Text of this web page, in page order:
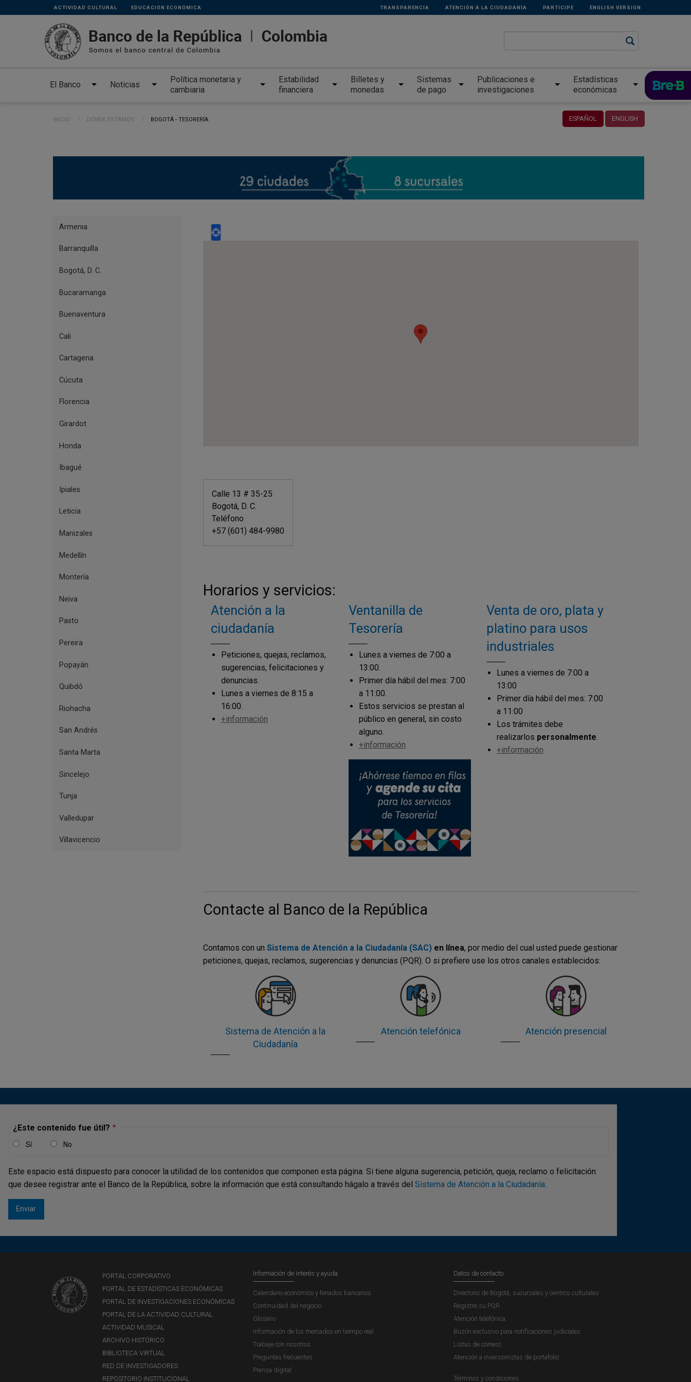
Pasar al contenido principal
Links
secundarios
ACTIVIDAD CULTURAL EDUCACIÓN ECONÓMICA TRANSPARENCIA ATENCIÓN A LA CIUDADANÍA PARTICIPE ENGLISH VERSION
El Banco Noticias
Política monetaria y
cambiaria
Estabilidad
financiera
Billetes y
monedas
Sistemas
de pago
Publicaciones e
investigaciones
Estadísticas
económicas
ESPAÑOL ENGLISH
Ruta de navegación
INICIO DÓNDE ESTAMOS CURRENT:
BOGOTÁ - TESORERÍA
Calle 13 # 35-25
Bogotá, D. C.
Teléfono
+57 (601) 484-9980
Horarios y servicios:
Atención a la
ciudadanía
Peticiones, quejas, reclamos,
sugerencias, felicitaciones y
denuncias.
Lunes a viernes de 8:15 a
16:00.
+información
Ventanilla de
Tesorería
Lunes a viernes de 7:00 a
13:00.
Primer día hábil del mes: 7:00
a 11:00.
Estos servicios se prestan al
público en general, sin costo
alguno.
+información
Venta de oro, plata y
platino para usos
industriales
Lunes a viernes de 7:00 a
13:00
Primer día hábil del mes: 7:00
a 11:00
Los trámites debe
realizarlos personalmente
+información
Contacte al Banco de la República
Contamos con un Sistema de Atención a la Ciudadanía (SAC)en línea, por medio del cual usted puede gestionar
peticiones, quejas, reclamos, sugerencias y denuncias (PQR). O si prefiere use los otros canales establecidos:
Sistema de Atención a la
Ciudadanía
Atención telefónica Atención presencial
Directorio
Bogotá,
sucursales
centros
culturales
Armenia
Barranquilla
Bogotá, D. C.
Bucaramanga
Buenaventura
Cali
Cartagena
Cúcuta
Florencia
Girardot
Honda
Ibagué
Ipiales
Leticia
Manizales
Medellín
Montería
Neiva
Pasto
Pereira
Popayán
Quibdó
Riohacha
San Andrés
Santa Marta
Sincelejo
Tunja
Valledupar
Villavicencio
¿Este contenido fue útil?
Sí No
Este espacio está dispuesto para conocer la utilidad de los contenidos que componen esta página. Si tiene alguna sugerencia, petición, queja, reclamo o felicitación
que desee registrar ante el Banco de la República, sobre la información que está consultando hágalo a través del Sistema de Atención a la Ciudadanía
PORTAL CORPORATIVO
PORTAL DE ESTADÍSTICAS ECONÓMICAS
PORTAL DE INVESTIGACIONES ECONÓMICAS
PORTAL DE LA ACTIVIDAD CULTURAL
ACTIVIDAD MUSICAL
ARCHIVO HISTÓRICO
BIBLIOTECA VIRTUAL
RED DE INVESTIGADORES
REPOSITORIO INSTITUCIONAL
Información de interés y ayuda
Calendario económico y feriados bancarios
Continuidad del negocio
Glosario
Información de los mercados en tiempo real
Trabaje con nosotros
Preguntas frecuentes
Prensa digital
Datos de contacto
Directorio de Bogotá, sucursales y centros culturales
Registre su PQR
Atención telefónica
Buzón exclusivo para notificaciones judiciales
Listas de correos
Atención a inversionistas de portafolio
Términos y condiciones